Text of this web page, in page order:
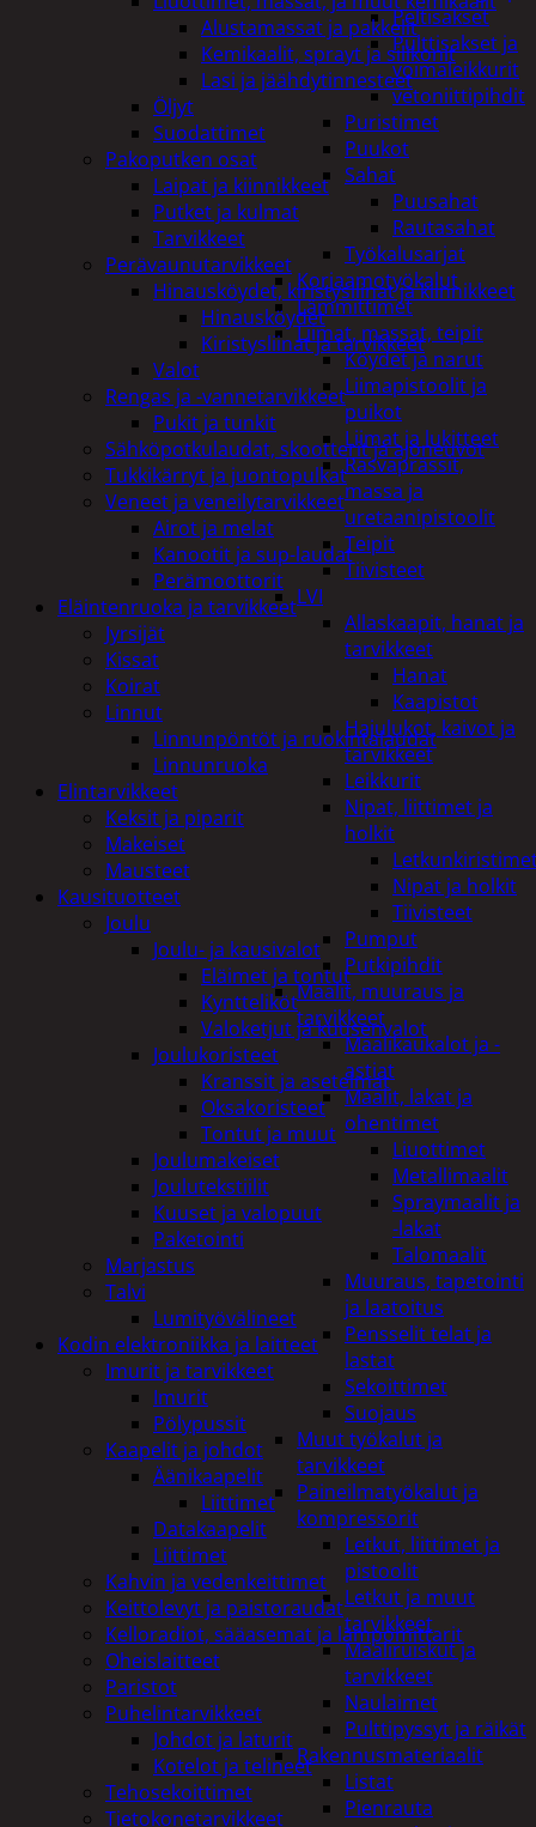
Peltisakset
Pulttisakset ja
voimaleikkurit
vetoniittipihdit
Puristimet
Puukot
Sahat
Puusahat
Rautasahat
Työkalusarjat
Korjaamotyökalut
Lämmittimet
Liimat, massat, teipit
Köydet ja narut
Liimapistoolit ja
puikot
Liimat ja lukitteet
Rasvaprässit,
massa ja
uretaanipistoolit
Teipit
Tiivisteet
LVI
Allaskaapit, hanat ja
tarvikkeet
Hanat
Kaapistot
Hajulukot, kaivot ja
tarvikkeet
Leikkurit
Nipat, liittimet ja
holkit
Nipat ja holkit
Tiivisteet
Pumput
Putkipihdit
Maalit, muuraus ja
tarvikkeet
Maalikaukalot ja -
astiat
Maalit, lakat ja
ohentimet
Liuottimet
Metallimaalit
Spraymaalit ja
-lakat
Talomaalit
Muuraus, tapetointi
ja laatoitus
Pensselit telat ja
lastat
Sekoittimet
Suojaus
Muut työkalut ja
tarvikkeet
Paineilmatyökalut ja
kompressorit
Letkut, liittimet ja
pistoolit
Letkut ja muut
tarvikkeet
Maaliruiskut ja
tarvikkeet
Naulaimet
Pulttipyssyt ja räikät
Rakennusmateriaalit
Listat
Pienrauta
Alustamassat ja pakkelit
Kemikaalit, sprayt ja silikonit
Lasi ja jäähdytinnesteet
Öljyt
Suodattimet
Pakoputken osat
Laipat ja kiinnikkeet
Putket ja kulmat
Tarvikkeet
Perävaunutarvikkeet
Hinausköydet, kiristysliinat ja kiinnikkeet
Hinausköydet
Kiristysliinat ja tarvikkeet
Valot
Rengas ja -vannetarvikkeet
Pukit ja tunkit
Sähköpotkulaudat, skootterit ja ajoneuvot
Tukkikärryt ja juontopulkat
Veneet ja veneilytarvikkeet
Airot ja melat
Kanootit ja sup-laudat
Perämoottorit
Eläintenruoka ja tarvikkeet
Jyrsijät
Kissat
Koirat
Linnut
Linnunpöntöt ja ruokintalaudat
Linnunruoka
Elintarvikkeet
Keksit ja piparit
Makeiset
Mausteet
Kausituotteet
Joulu
Joulu- ja kausivalot
Eläimet ja tontut
Kyntteliköt
Valoketjut ja kuusenvalot
Joulukoristeet
Kranssit ja asetelmat
Oksakoristeet
Tontut ja muut
Joulumakeiset
Joulutekstiilit
Kuuset ja valopuut
Paketointi
Marjastus
Talvi
Lumityövälineet
Kodin elektroniikka ja laitteet
Imurit ja tarvikkeet
Imurit
Pölypussit
Kaapelit ja johdot
Äänikaapelit
Liittimet
Datakaapelit
Liittimet
Kahvin ja vedenkeittimet
Keittolevyt ja paistoraudat
Kelloradiot, sääasemat ja lämpömittarit
Oheislaitteet
Paristot
Puhelintarvikkeet
Johdot ja laturit
Kotelot ja telineet
Tehosekoittimet
Tietokonetarvikkeet